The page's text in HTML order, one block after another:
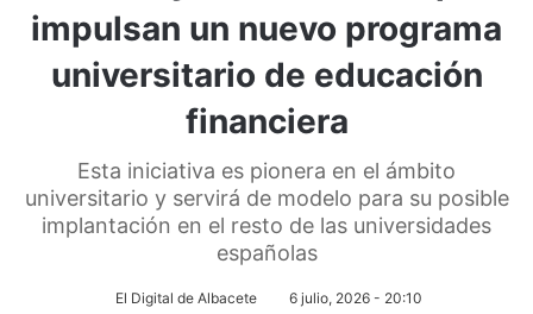
impulsan un nuevo programa
universitario de educación
financiera
Esta iniciativa es pionera en el ámbito
universitario y servirá de modelo para su posible
implantación en el resto de las universidades
españolas
El Digital de Albacete 6 julio, 2026 - 20:10